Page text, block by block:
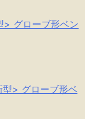
グローブ形ベン
> グローブ形ベ